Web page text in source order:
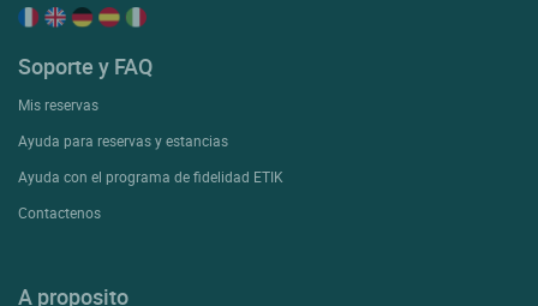
Soporte y FAQ
Mis reservas
Ayuda para reservas y estancias
Ayuda con el programa de fidelidad ETIK
Contactenos
A proposito